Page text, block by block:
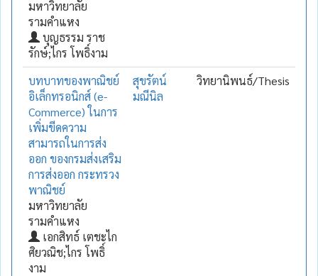
มหาวิทยาลัย
รามคำแหง
บุญธรรม ราช
รักษ์;ไกร โพธิ์งาม
บทบาทของพาณิชย์
อิเล็กทรอนิกส์ (e-
Commerce) ในการ
เพิ่มขีดความ
สามารถในการส่ง
ออก ของกรมส่งเสริม
การส่งออก กระทรวง
พาณิชย์
มหาวิทยาลัย
รามคำแหง
เอกสิทธ์ เตชะไก
ศิยวณิช;ไกร โพธิ์
งาม
สุขรัตน์
มณีนิล
วิทยานิพนธ์/Thesis